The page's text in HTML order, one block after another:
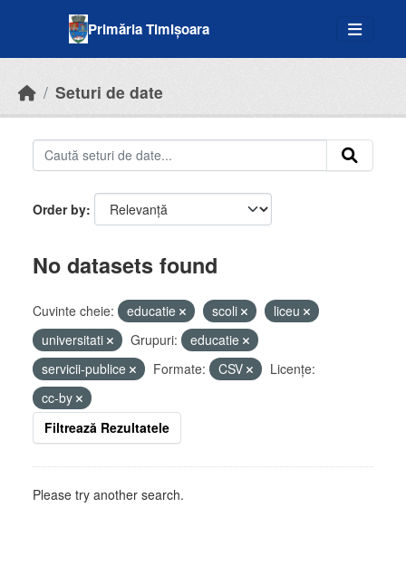
Primăria Timișoara
Seturi de date
Order by
No datasets found
Cuvinte cheie: educatie scoli
liceu
universitati
Grupuri:
educatie
servicii-publice
Formate: CSV
Licenţe:
cc-by
Filtrează Rezultatele
Please try another search.